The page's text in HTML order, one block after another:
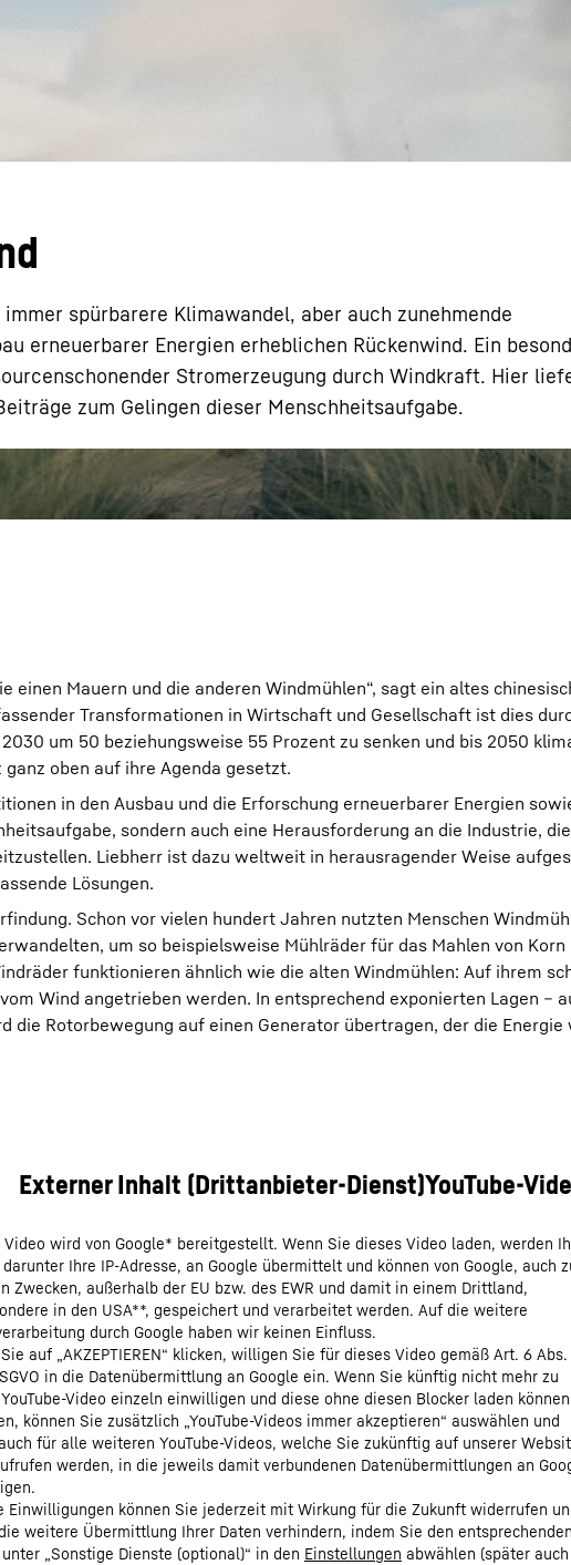
spürbarere Klimawandel, aber auch zunehmende
erneuerbarer Energien erheblichen Rückenwind. Ein
Stromerzeugung durch Windkraft. Hier
zum Gelingen dieser Menschheitsaufgabe.
einen Mauern und die anderen Windmühlen“, sagt ein altes
Transformationen in Wirtschaft und Gesellschaft ist dies
um 50 beziehungsweise 55 Prozent zu senken und bis 2050
oben auf ihre Agenda gesetzt.
in den Ausbau und die Erforschung erneuerbarer Energien
sondern auch eine Herausforderung an die Industrie,
Liebherr ist dazu weltweit in herausragender Weise
Lösungen.
Schon vor vielen hundert Jahren nutzten Menschen
um so beispielsweise Mühlräder für das Mahlen von
funktionieren ähnlich wie die alten Windmühlen: Auf ihrem
Wind angetrieben werden. In entsprechend exponierten Lagen –
die Rotorbewegung auf einen Generator übertragen, der die Energie
Video wird von Google* bereitgestellt. Wenn Sie dieses Video laden, werden
darunter Ihre IP-Adresse, an Google übermittelt und können von Google, auch
Zwecken, außerhalb der EU bzw. des EWR und damit in einem Drittland,
in den USA**, gespeichert und verarbeitet werden. Auf die weitere
durch Google haben wir keinen Einfluss.
auf „AKZEPTIEREN“ klicken, willigen Sie für dieses Video gemäß Art. 6 Abs.
in die Datenübermittlung an Google ein. Wenn Sie künftig nicht mehr zu
Video einzeln einwilligen und diese ohne diesen Blocker laden können
können Sie zusätzlich „YouTube-Videos immer akzeptieren“ auswählen und
für alle weiteren YouTube-Videos, welche Sie zukünftig auf unserer
werden, in die jeweils damit verbundenen Datenübermittlungen an
Einwilligungen können Sie jederzeit mit Wirkung für die Zukunft widerrufen
weitere Übermittlung Ihrer Daten verhindern, indem Sie den entsprechenden
„Sonstige Dienste (optional)“ in den Einstellungen abwählen (später auch